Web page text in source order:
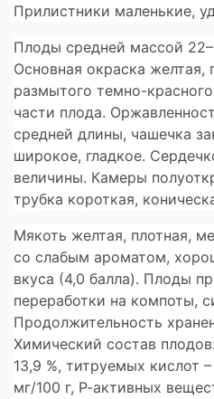
Прилистники маленькие,
Плоды средней массой
Основная окраска желтая,
размытого темно-
части плода.
средней длины, чашечка
широкое, гладкое.
величины. Камеры
трубка короткая,
Мякоть желтая, плотная,
со слабым ароматом,
вкуса (4,0 балла). Плоды
переработки на компоты,
Продолжительность
Химический состав
13,9 %, титруемых кислот
мг/100 г, Р-активных